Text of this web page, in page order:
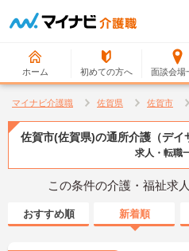
ホーム 初めての方へ 面談会場
マイナビ介護職 佐賀県 佐賀市
佐賀市(佐賀県)の通所介護（デイ
求人・転職
この条件の介護・福祉求
おすすめ順 新着順